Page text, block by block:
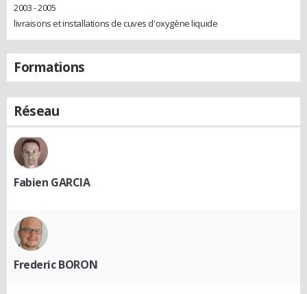
2003 - 2005
livraisons et installations de cuves d'oxygène liquide
Formations
Réseau
Fabien GARCIA
Frederic BORON